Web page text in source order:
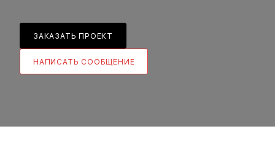
ЗАКАЗАТЬ ПРОЕКТ
НАПИСАТЬ СООБЩЕНИЕ